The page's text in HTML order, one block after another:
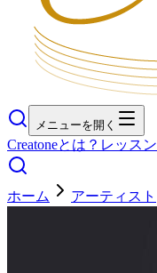
メニューを開く
Creatoneとは？ レッスン
ホーム アーティスト